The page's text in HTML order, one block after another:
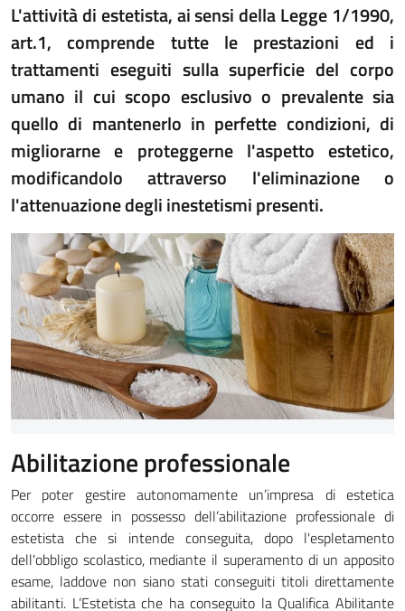
L'attività di estetista, ai sensi della Legge 1/1990,
art.1, comprende tutte le prestazioni ed i
trattamenti eseguiti sulla superficie del corpo
umano il cui scopo esclusivo o prevalente sia
quello di mantenerlo in perfette condizioni, di
migliorarne e proteggerne l'aspetto estetico,
modificandolo attraverso l'eliminazione o
l'attenuazione degli inestetismi presenti.
Abilitazione professionale
Per poter gestire autonomamente un’impresa di estetica
occorre essere in possesso dell’abilitazione professionale di
estetista che si intende conseguita, dopo l'espletamento
dell'obbligo scolastico, mediante il superamento di un apposito
esame, laddove non siano stati conseguiti titoli direttamente
abilitanti. L’Estetista che ha conseguito la Qualifica Abilitante